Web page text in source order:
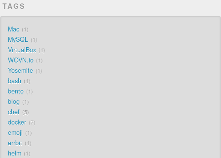
TAGS
Mac 1
MySQL 1
VirtualBox 1
WOVN.io 1
Yosemite 1
bash 1
bento 1
blog 1
chef 5
docker 7
emoji 1
errbit 1
helm 1